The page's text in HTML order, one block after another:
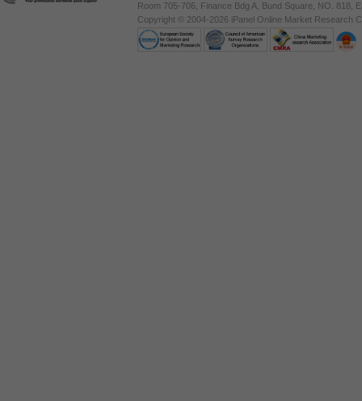
Room 705-706, Finance Bdg A, Bund Square, NO. 818,
Copyright © 2004-2026 iPanel Online Market Research